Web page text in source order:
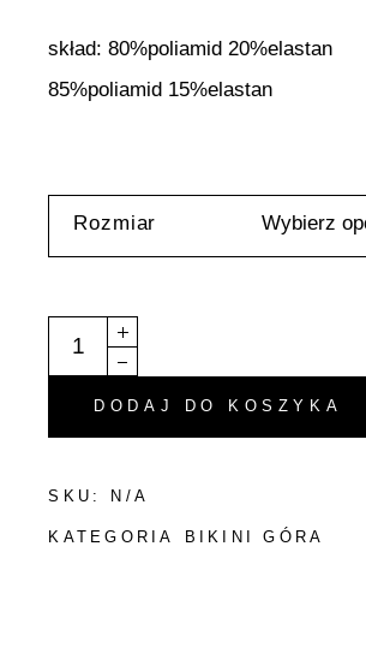
skład: 80%poliamid 20%elastan
85%poliamid 15%elastan
Rozmiar
Bikini Góra - "Sofia" -
DODAJ DO KOSZYKA
SKU: N/A
KATEGORIA BIKINI GÓRA